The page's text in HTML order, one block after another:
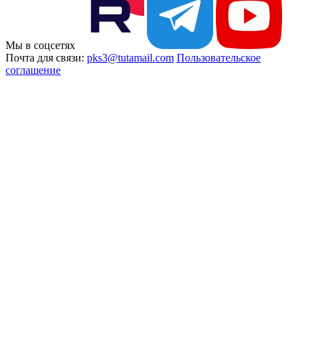
Мы в соцсетях
Почта для связи: pks3@tutamail.com Пользовательское
соглашение